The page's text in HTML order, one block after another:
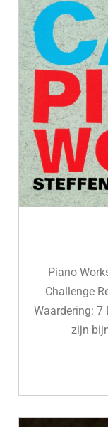
Piano
Challenge
Waardering: 7
zijn